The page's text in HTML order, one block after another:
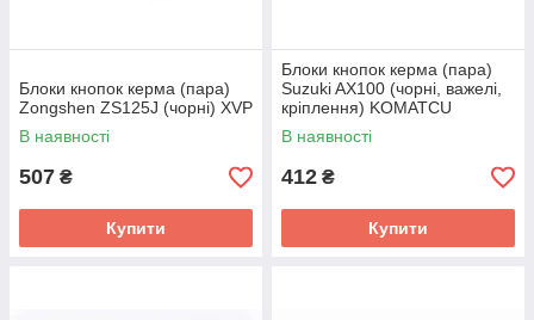
Блоки кнопок керма (пара)
Zongshen ZS125J (чорні) XVP
В наявності
507 ₴
Купити
Блоки кнопок керма (пара)
Suzuki AX100 (чорні, важелі,
кріплення) KOMATCU
(mod.A)
В наявності
412 ₴
Купити